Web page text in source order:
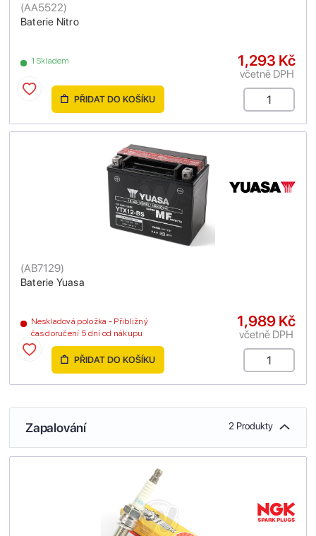
Baterie Nitro
(AA5522)
1 Skladem 1,293 Kč
včetně DPH
PŘIDAT DO KOŠÍKU
Baterie Yuasa
(AB7129)
Neskladová položka - Přibližný
čas doručení 5 dní od nákupu
1,989 Kč
včetně DPH
PŘIDAT DO KOŠÍKU
Zapalování 2 Produkty